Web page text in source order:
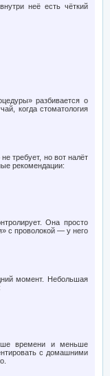
неё есть чёткий
разбивается о
когда стоматология
требует, но вот налёт
рекомендации:
Она просто
с проволокой — у него
момент. Небольшая
времени и меньше
с домашними